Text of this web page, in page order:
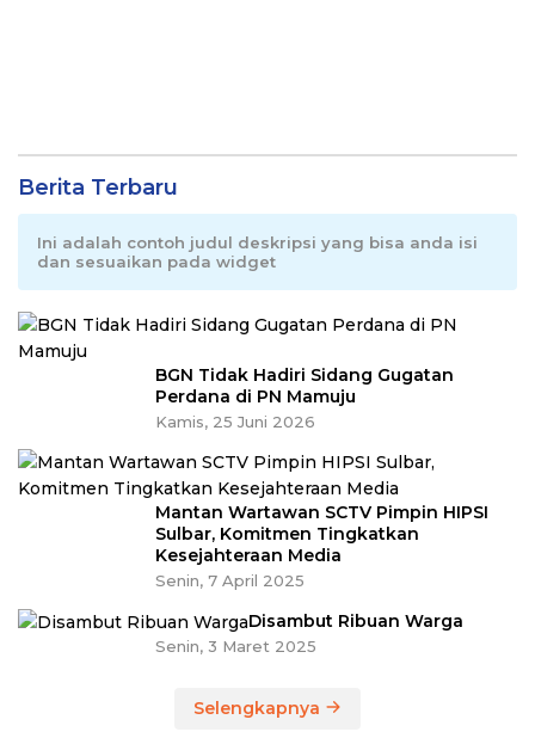
Berita Terbaru
Ini adalah contoh judul deskripsi yang bisa anda isi
dan sesuaikan pada widget
BGN Tidak Hadiri Sidang Gugatan
Perdana di PN Mamuju
Kamis, 25 Juni 2026
Mantan Wartawan SCTV Pimpin HIPSI
Sulbar, Komitmen Tingkatkan
Kesejahteraan Media
Senin, 7 April 2025
Disambut Ribuan Warga
Senin, 3 Maret 2025
Selengkapnya